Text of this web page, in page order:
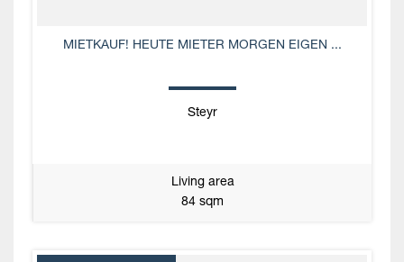
MIETKAUF! HEUTE MIETER MORGEN EIGEN ...
Steyr
Living area
84 sqm